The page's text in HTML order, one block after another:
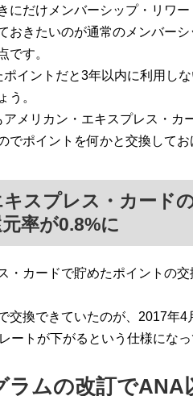
にだけメンバーシップ・リワ
おきたいのが通常のメンバー
です。
ポイントだと3年以内に利用し
う。
メリカン・エキスプレス・カ
でポイントを何かと交換してお
スプレス・カード
率が0.8%に
・カードで貯めたポイントの
交換できていたのが、2017年4
ートが下がるという仕様になっ
ラムの改訂でANA